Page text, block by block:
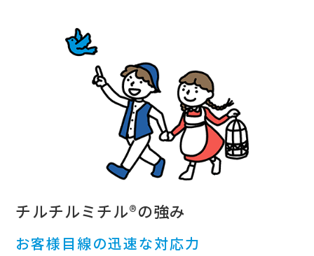
チルチルミチル®の強み
お客様目線の迅速な対応力